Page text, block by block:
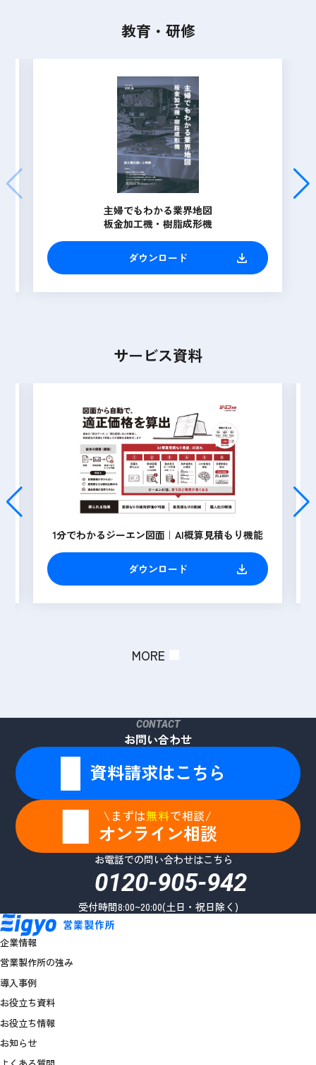
教育・研修
主婦でもわかる業界地図
板金加工機・樹脂成形機
ダウンロード
サービス資料
3分でわかる広報 Engine
ダウンロード
MORE
CONTACT
お問い合わせ
資料請求はこちら
\まずは無料で相談/
オンライン相談
お電話での問い合わせはこちら
0120-905-942
受付時間8:00~20:00(土日・祝日除く)
企業情報
営業製作所の強み
導入事例
お役立ち資料
お役立ち情報
お知らせ